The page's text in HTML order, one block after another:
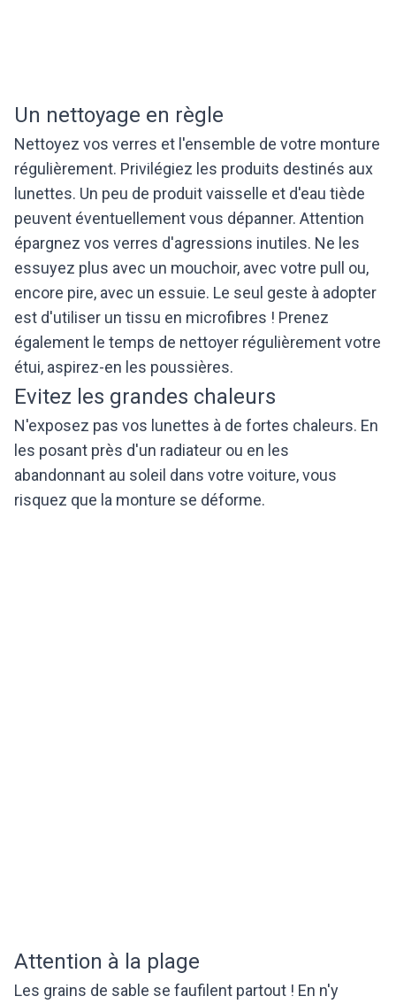
Un nettoyage en règle
Nettoyez vos verres et l'ensemble de votre monture
régulièrement. Privilégiez les produits destinés aux
lunettes. Un peu de produit vaisselle et d'eau tiède
peuvent éventuellement vous dépanner. Attention
épargnez vos verres d'agressions inutiles. Ne les
essuyez plus avec un mouchoir, avec votre pull ou,
encore pire, avec un essuie. Le seul geste à adopter
est d'utiliser un tissu en microfibres ! Prenez
également le temps de nettoyer régulièrement votre
étui, aspirez-en les poussières.
Evitez les grandes chaleurs
N'exposez pas vos lunettes à de fortes chaleurs. En
les posant près d'un radiateur ou en les
abandonnant au soleil dans votre voiture, vous
risquez que la monture se déforme.
Attention à la plage
Les grains de sable se faufilent partout ! En n'y